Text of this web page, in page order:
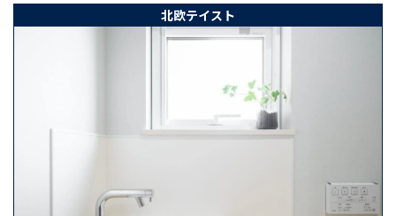
北欧テイスト